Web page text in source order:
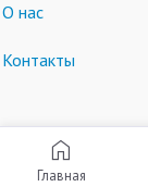
home
Главная
О нас
Контакты